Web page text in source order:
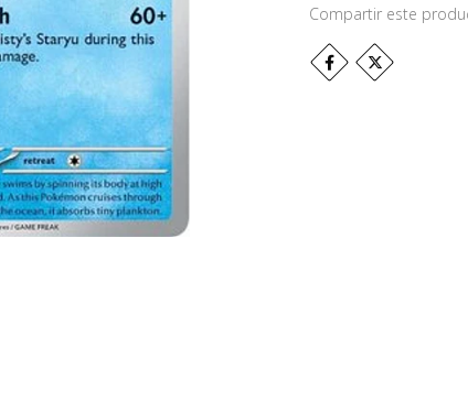
Compartir este